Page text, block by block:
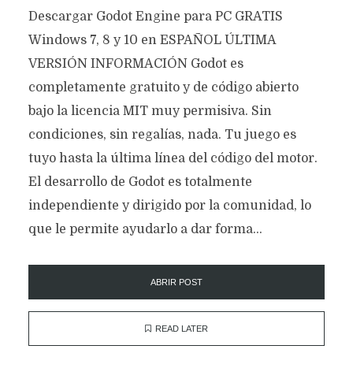
Descargar Godot Engine para PC GRATIS
Windows 7, 8 y 10 en ESPAÑOL ÚLTIMA
VERSIÓN INFORMACIÓN Godot es
completamente gratuito y de código abierto
bajo la licencia MIT muy permisiva. Sin
condiciones, sin regalías, nada. Tu juego es
tuyo hasta la última línea del código del motor.
El desarrollo de Godot es totalmente
independiente y dirigido por la comunidad, lo
que le permite ayudarlo a dar forma...
ABRIR POST
READ LATER